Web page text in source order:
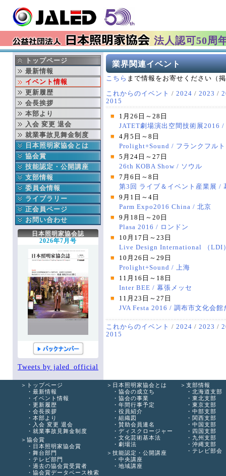
法人認可50周
トップページ
最新情報
イベント情報
更新履歴
会長挨拶
本部より
入会 変更 退会
就業事故見舞金制度
日本照明家協会とは
協会の成立ち
協会の事業
年間行事予定
役員紹介
組織図
賛助会員連名
ディスクロージャー
文化芸術基本法
劇場法
協会賞
日本照明家協会賞
舞台部門
テレビ部門
過去の協会賞受賞者
協会賞データベース検索
技能認定・公開講座
中央講座
地域講座
支部情報
北海道支部
東北支部
東京支部
中部支部
関西支部
中国支部
四国支部
九州支部
沖縄支部
テレビ部会
委員会情報
公益委員会
財務委員会
技能認定委員会
次世代育成委員会
安全委員会
技術委員会
顕彰委員会
広報委員会
出版委員会
国際委員会
手帳編集作業部会
新人講座作業部会
ライブラリー
協会誌
協会出版物
関連書籍
JALED YouTube
知っ得 法律
エッセイ
全国ホール・劇場一覧
各種購入・購読の申込み
正会員ページ
正会員へのお知らせ
協会への連絡
役立つ知識箱
協会誌こぼれ話
掲示板
協会誌アーカイブ
登録情報
お問い合わせ
協会へのお問い合わせ
日本照明家協会誌
2026年7月号
Tweets by jaled_official
業界関連イベント
こちら まで情報をお寄せください（
これからのイベント / 2024 / 2023 /
2015
1月26日～28日
JATET劇場演出空間技術展2016
4月5日～8日
Prolight+Sound / フランクフルト
5月24日～27日
26th KOBA Show / ソウル
7月6日～8日
第3回 ライブ＆イベント産業展 /
9月1日～4日
Parm Expo2016 China / 北京
9月18日～20日
Plasa 2016 / ロンドン
10月17日～23日
Live Design International （LDI
10月26日～29日
Prolight+Sound / 上海
11月16日～18日
Inter BEE / 幕張メッセ
11月23日～27日
JVA Festa 2016 / 調布市文化会館
これからのイベント / 2024 / 2023 /
2015
トップページ
最新情報
イベント情報
更新履歴
会長挨拶
本部より
入会 変更 退会
就業事故見舞金制度
協会賞
日本照明家協会賞
舞台部門
テレビ部門
過去の協会賞受賞者
協会賞データベース検索
日本照明家協会とは
協会の成立ち
協会の事業
年間行事予定
役員紹介
組織図
賛助会員連名
ディスクロージャー
文化芸術基本法
劇場法
技能認定・公開講座
中央講座
地域講座
支部情報
北海道支部
東北支部
東京支部
中部支部
関西支部
中国支部
四国支部
九州支部
沖縄支部
テレビ部会